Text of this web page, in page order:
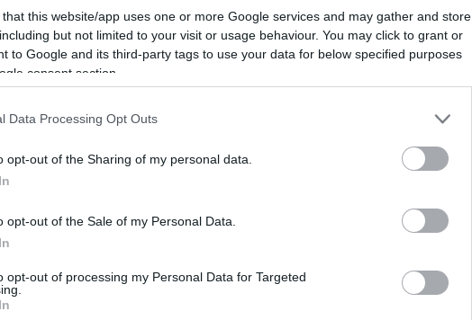
that this website/app uses one or more Google services and may gather and store
but not limited to your visit or usage behaviour. You may click to grant or
to Google and its third-party tags to use your data for below specified purposes
consent section.
Data Processing Opt Outs
opt-out of the Sharing of my personal data.
opt-out of the Sale of my Personal Data.
opt-out of processing my Personal Data for Targeted
την
αν